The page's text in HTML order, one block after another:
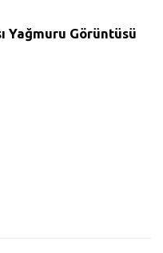
Yağmuru Görüntüsü